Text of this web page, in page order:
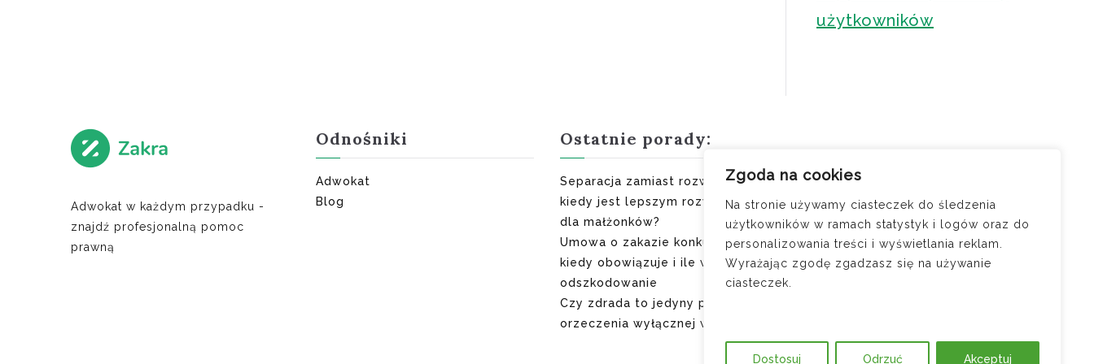
Zgoda na cookies
Na stronie używamy ciasteczek do śledzenia
użytkowników w ramach statystyk i logów oraz do
personalizowania treści i wyświetlania reklam.
Wyrażając zgodę zgadzasz się na używanie
ciasteczek.
Dostosuj Odrzuć Akceptuj
użytkowników
Adwokat w każdym przypadku -
znajdź profesjonalną pomoc
prawną
Odnośniki
Adwokat
Blog
Ostatnie porady:
Separacja zamiast rozwodu –
kiedy jest lepszym rozwiązaniem
dla małżonków?
Umowa o zakazie konkurencji —
kiedy obowiązuje i ile wynosi
odszkodowanie
Czy zdrada to jedyny powód do
orzeczenia wyłącznej winy?